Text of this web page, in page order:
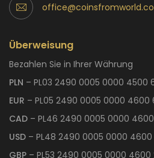
Überweisung
Bezahlen Sie in Ihrer Währung
PLN – PL03 2490 0005 0000 4500
EUR – PL05 2490 0005 0000 4600
CAD – PL46 2490 0005 0000
USD – PL48 2490 0005 0000 4600
GBP – PL53 2490 0005 0000 4600